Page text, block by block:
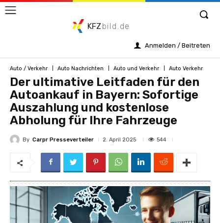
KFZ bild.de
Anmelden / Beitreten
Auto / Verkehr Auto Nachrichten Auto und Verkehr Auto Verkehr
Der ultimative Leitfaden für den
Autoankauf in Bayern: Sofortige
Auszahlung und kostenlose
Abholung für Ihre Fahrzeuge
By Carpr Presseverteiler 2. April 2025 544